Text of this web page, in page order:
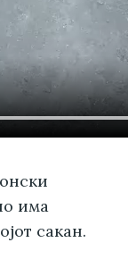
има
сакан.